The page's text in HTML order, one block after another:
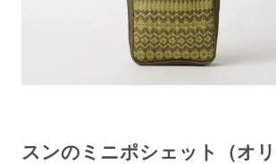
スンのミニポシェット（オリ